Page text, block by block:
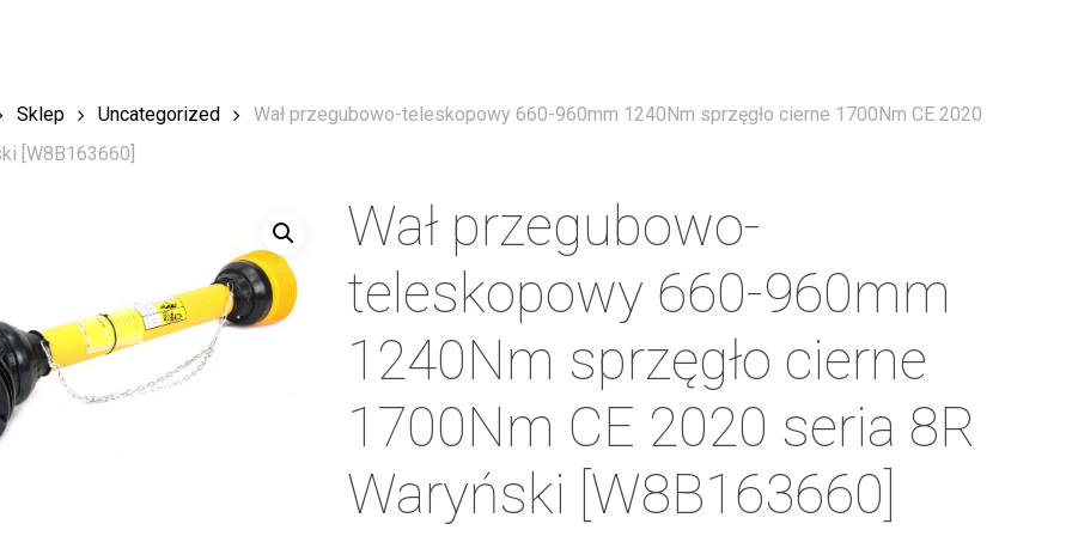
Sklep Uncategorized
Wał przegubowo-teleskopowy 660-960mm 1240Nm sprzęgło cierne 1700Nm CE 2020
[W8B163660]
Wał przegubowo-
teleskopowy 660-960mm
1240Nm sprzęgło cierne
1700Nm CE 2020 seria 8R
Waryński [W8B163660]